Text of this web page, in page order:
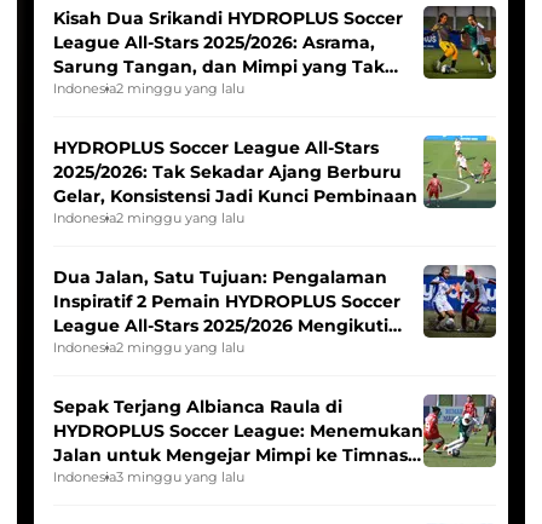
Kisah Dua Srikandi HYDROPLUS Soccer
League All-Stars 2025/2026: Asrama,
Sarung Tangan, dan Mimpi yang Tak
Pernah Padam
Indonesia2 minggu yang lalu
HYDROPLUS Soccer League All-Stars
2025/2026: Tak Sekadar Ajang Berburu
Gelar, Konsistensi Jadi Kunci Pembinaan
Indonesia2 minggu yang lalu
Dua Jalan, Satu Tujuan: Pengalaman
Inspiratif 2 Pemain HYDROPLUS Soccer
League All-Stars 2025/2026 Mengikuti
Seleksi Timnas Indonesia Putri
Indonesia2 minggu yang lalu
Sepak Terjang Albianca Raula di
HYDROPLUS Soccer League: Menemukan
Jalan untuk Mengejar Mimpi ke Timnas
Indonesia Putri
Indonesia3 minggu yang lalu